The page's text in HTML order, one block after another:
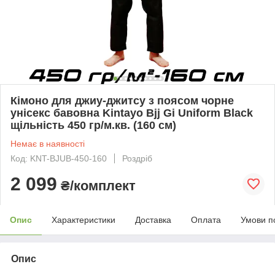
Кімоно для джиу-джитсу з поясом чорне
унісекс бавовна Kintayo Bjj Gi Uniform Black
щільність 450 гр/м.кв. (160 см)
Немає в наявності
Код: KNT-BJUB-450-160
Роздріб
2 099 ₴/комплект
Опис Характеристики Доставка Оплата Умови
Опис